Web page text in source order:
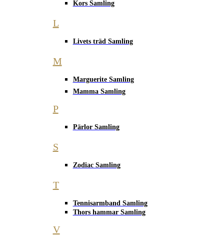
Kors Samling
L
Livets träd Samling
M
Marguerite Samling
Mamma Samling
P
Pärlor Samling
S
Zodiac Samling
T
Tennisarmband Samling
Thors hammar Samling
V